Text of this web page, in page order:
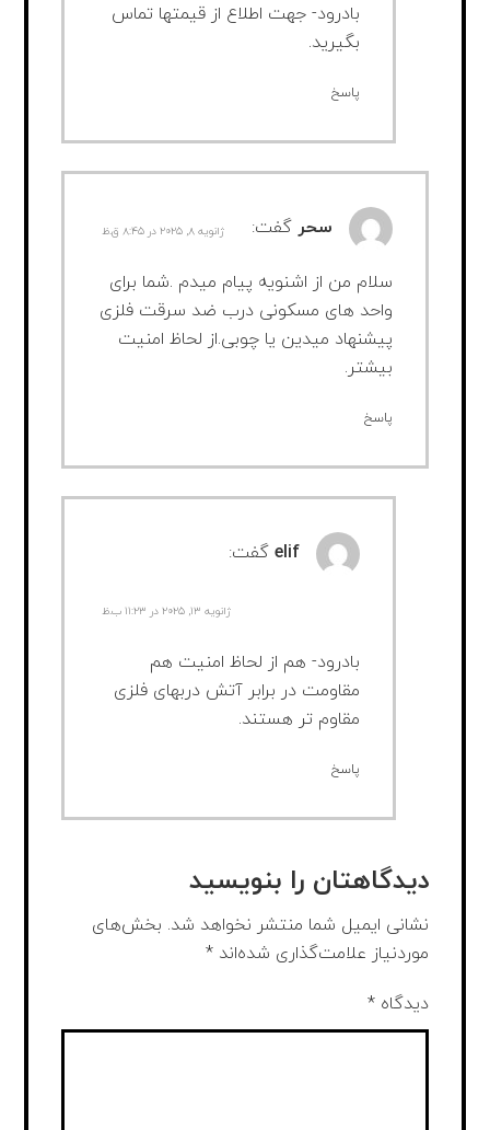
بادرود- جهت اطلاع از قیمتها تماس
بگیرید.
پاسخ
سحر گفت: ژانویه ۸, ۲۰۲۵ در ۸:۴۵ ق.ظ
سلام من از اشنویه پیام میدم .شما برای
واحد های مسکونی درب ضد سرقت فلزی
پیشنهاد میدین یا چوبی.از لحاظ امنیت
بیشتر.
پاسخ
elif گفت:
ژانویه ۱۳, ۲۰۲۵ در ۱۱:۲۳ ب.ظ
بادرود- هم از لحاظ امنیت هم
مقاومت در برابر آتش دربهای فلزی
مقاوم تر هستند.
پاسخ
دیدگاهتان را بنویسید
نشانی ایمیل شما منتشر نخواهد شد. بخش‌های
موردنیاز علامت‌گذاری شده‌اند*
دیدگاه*